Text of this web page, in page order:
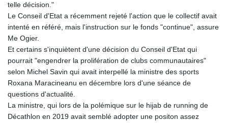
telle décision."
Le Conseil d'Etat a récemment rejeté l'action que le collectif avait
intenté en référé, mais l'instruction sur le fonds "continue", assure
Me Ogier.
Et certains s'inquiètent d'une décision du Conseil d'Etat qui
pourrait "engendrer la prolifération de clubs communautaires"
selon Michel Savin qui avait interpellé la ministre des sports
Roxana Maracineanu en décembre lors d'une séance de
questions d'actualité.
La ministre, qui lors de la polémique sur le hijab de running de
Décathlon en 2019 avait semblé adopter une positon assez